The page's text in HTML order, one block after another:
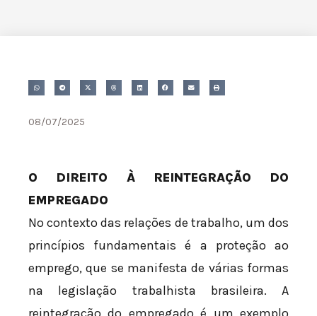
08/07/2025
O DIREITO À REINTEGRAÇÃO DO
EMPREGADO
No contexto das relações de trabalho, um dos
princípios fundamentais é a proteção ao
emprego, que se manifesta de várias formas
na legislação trabalhista brasileira. A